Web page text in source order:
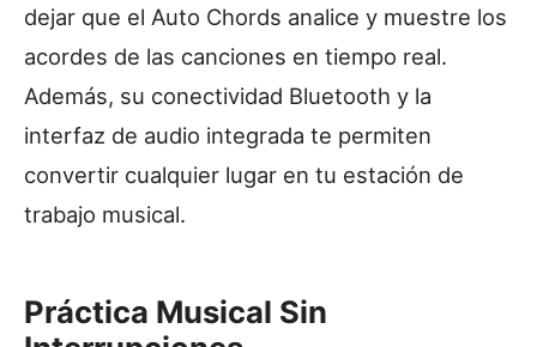
dejar que el Auto Chords analice y muestre los
acordes de las canciones en tiempo real.
Además, su conectividad Bluetooth y la
interfaz de audio integrada te permiten
convertir cualquier lugar en tu estación de
trabajo musical.
Práctica Musical Sin